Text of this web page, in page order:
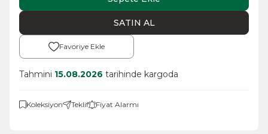
SATIN AL
Favoriye Ekle
Tahmini 15.08.2026 tarihinde kargoda
Koleksiyon Teklif Fiyat Alarmı